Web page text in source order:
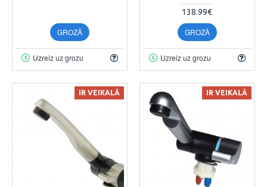
GROZĀ
Uzreiz uz grozu
138.99€
GROZĀ
Uzreiz uz grozu
IR VEIKALĀ IR VEIKALĀ